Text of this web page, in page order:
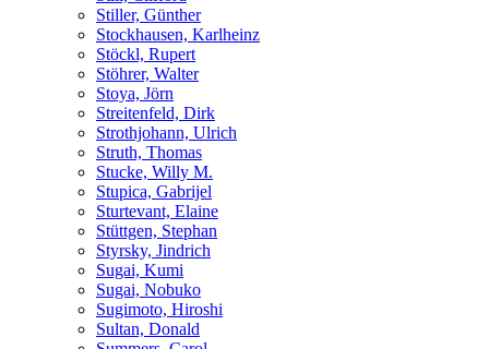
Stiller, Günther
Stockhausen, Karlheinz
Stöckl, Rupert
Stöhrer, Walter
Stoya, Jörn
Streitenfeld, Dirk
Strothjohann, Ulrich
Struth, Thomas
Stucke, Willy M.
Stupica, Gabrijel
Sturtevant, Elaine
Stüttgen, Stephan
Styrsky, Jindrich
Sugai, Kumi
Sugai, Nobuko
Sugimoto, Hiroshi
Sultan, Donald